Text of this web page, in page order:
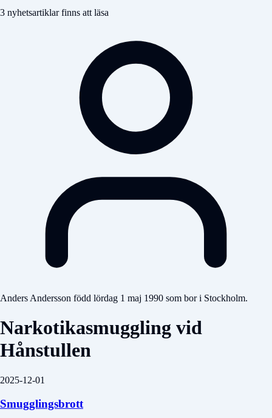
3 nyhetsartiklar finns att läsa
Anders Andersson född lördag 1 maj 1990 som bor i Stockholm.
Narkotikasmuggling vid
Hånstullen
2025-12-01
Smugglingsbrott